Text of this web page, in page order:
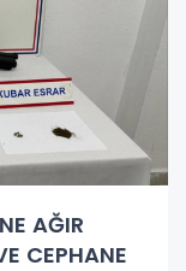
AĞIR
CEPHANE